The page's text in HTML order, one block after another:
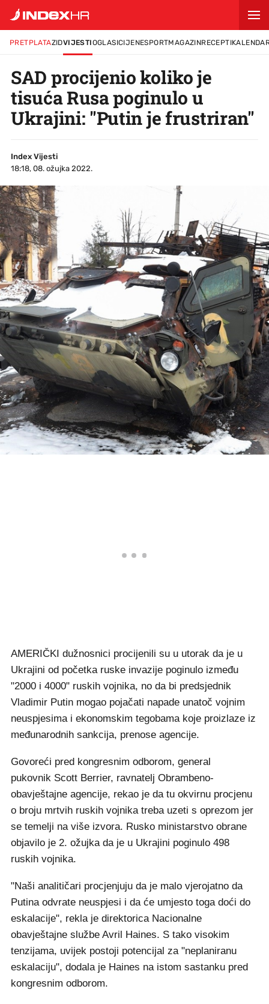
PRETPLATAZIDVIJESTIOGLASICIJENESPORTMAGAZINRECEPTI
SAD procijenio koliko je
tisuća Rusa poginulo u
Ukrajini: "Putin je frustriran"
Index Vijesti
18:18, 08. ožujka 2022.
AMERIČKI dužnosnici procijenili su u utorak da je u
Ukrajini od početka ruske invazije poginulo između
"2000 i 4000" ruskih vojnika, no da bi predsjednik
Vladimir Putin mogao pojačati napade unatoč vojnim
neuspjesima i ekonomskim tegobama koje proizlaze iz
međunarodnih sankcija, prenose agencije.
Govoreći pred kongresnim odborom, general
pukovnik Scott Berrier, ravnatelj Obrambeno-
obavještajne agencije, rekao je da tu okvirnu procjenu
o broju mrtvih ruskih vojnika treba uzeti s oprezom jer
se temelji na više izvora. Rusko ministarstvo obrane
objavilo je 2. ožujka da je u Ukrajini poginulo 498
ruskih vojnika.
"Naši analitičari procjenjuju da je malo vjerojatno da
Putina odvrate neuspjesi i da će umjesto toga doći do
eskalacije", rekla je direktorica Nacionalne
obavještajne službe Avril Haines. S tako visokim
tenzijama, uvijek postoji potencijal za "neplaniranu
eskalaciju", dodala je Haines na istom sastanku pred
kongresnim odborom.